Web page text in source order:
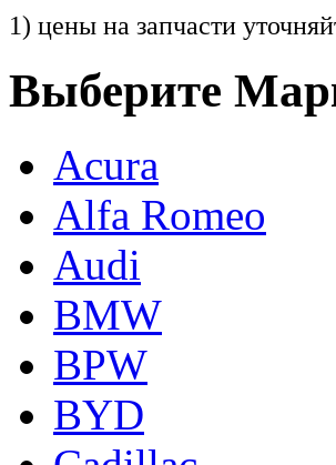
1) цены на запчасти
Выберите
Acura
Alfa Romeo
Audi
BMW
BPW
BYD